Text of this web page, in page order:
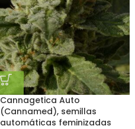
Cannagetica Auto
(Cannamed), semillas
automáticas feminizadas